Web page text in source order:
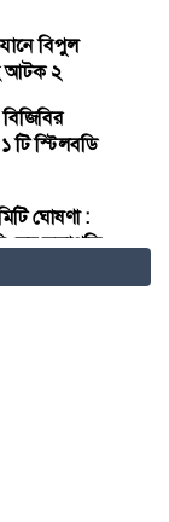
বিপুল
আটক ২
টি স্টিলবডি
ঘোষণা :
সহ সভাপতি
অরুন কুমার